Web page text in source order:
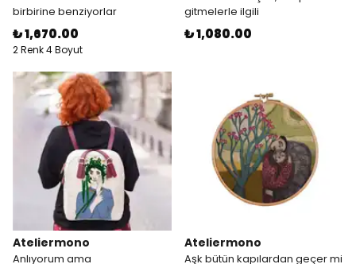
birbirine benziyorlar
₺ 1,670.00
2 Renk 4 Boyut
gitmelerle ilgili
₺ 1,080.00
Ateliermono
Anlıyorum ama
Ateliermono
Aşk bütün kapılardan geçer mi